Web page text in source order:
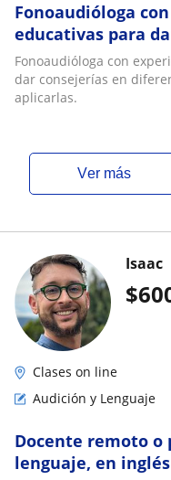
Fonoaudióloga
educativas para
técnicas de
Fonoaudióloga con
dar consejerías en
aplicarlas.
ver más
$
Isaac
Clases on line
Audición y Lenguaje
Docente remoto o
lenguaje, en